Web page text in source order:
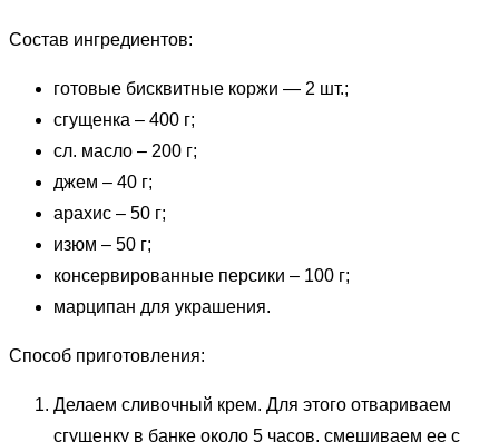
Состав ингредиентов:
готовые бисквитные коржи — 2 шт.;
сгущенка – 400 г;
сл. масло – 200 г;
джем – 40 г;
арахис – 50 г;
изюм – 50 г;
консервированные персики – 100 г;
марципан для украшения.
Способ приготовления:
Делаем сливочный крем. Для этого отвариваем
сгущенку в банке около 5 часов, смешиваем ее с